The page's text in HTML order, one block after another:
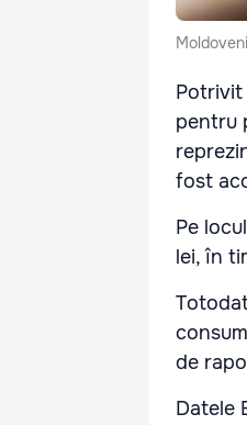
Potrivit
pentru
fost
Pe
lei, în
de
Datele